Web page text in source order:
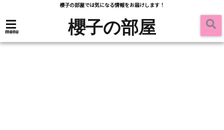
櫻子の部屋では気になる情報をお届けします！
menu 櫻子の部屋